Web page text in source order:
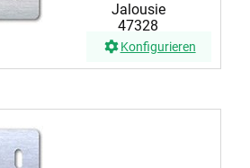
Jalousie
47328
Konfigurieren